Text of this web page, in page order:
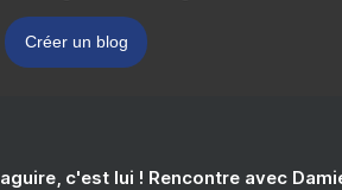
Créer un blog
c'est lui ! Rencontre avec